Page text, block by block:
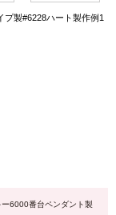
プ製#6228ハート製作例1
6000番台ペンダント製